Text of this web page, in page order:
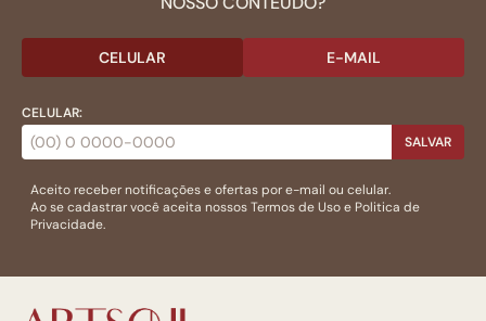
CELULAR E-MAIL
CELULAR:
SALVAR
Aceito receber notificações e ofertas por e-mail ou celular.
Ao se cadastrar você aceita nossosTermos de Usoe Politica de
Privacidade.